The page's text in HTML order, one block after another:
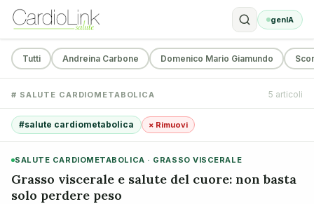
genIA
Tutti Andreina Carbone Domenico Mario Giamundo
# SALUTE CARDIOMETABOLICA 5 articoli
#salute cardiometabolica × Rimuovi
SALUTE CARDIOMETABOLICA · GRASSO VISCERALE
Grasso viscerale e salute del cuore: non basta
solo perdere peso